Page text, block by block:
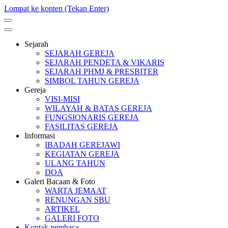
Lompat ke konten (Tekan Enter)
Sejarah
SEJARAH GEREJA
SEJARAH PENDETA & VIKARIS
SEJARAH PHMJ & PRESBITER
SIMBOL TAHUN GEREJA
Gereja
VISI-MISI
WILAYAH & BATAS GEREJA
FUNGSIONARIS GEREJA
FASILITAS GEREJA
Informasi
IBADAH GEREJAWI
KEGIATAN GEREJA
ULANG TAHUN
DOA
Galeri Bacaan & Foto
WARTA JEMAAT
RENUNGAN SBU
ARTIKEL
GALERI FOTO